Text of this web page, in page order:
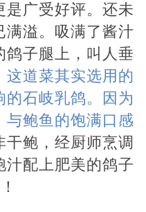
是广受好评。还未
满溢。吸满了酱汁
鸽子腿上，叫人垂
这道菜其实选用的
的石岐乳鸽。因为
与鲍鱼的饱满口感
干鲍，经厨师烹调
汁配上肥美的鸽子